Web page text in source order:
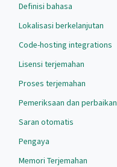
Definisi bahasa
Lokalisasi berkelanjutan
Code-hosting integrations
Lisensi terjemahan
Proses terjemahan
Pemeriksaan dan perbaikan
Saran otomatis
Pengaya
Memori Terjemahan